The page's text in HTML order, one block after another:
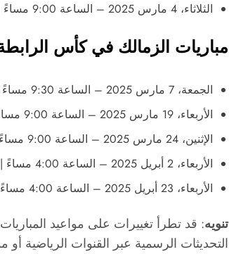
الثلاثاء، 4 مارس 2025 – الساعة 9:00 مساءً | الزمالك × إنبي.
مباريات الزمالك في كأس
الجمعة، 7 مارس 2025 – الساعة 9:30 مساءً | الزمالك × مودرن سبورت
الأربعاء، 19 مارس 2025 – الساعة 9:00 مساءً | الزمالك × الجونة
الإثنين، 24 مارس 2025 – الساعة 9:00 مساءً | الزمالك × بتروجيتو
الأربعاء، 2 أبريل 2025 – الساعة 4:00 مساءً | الزمالك × مودرن سبورت
الأربعاء، 23 أبريل 2025 – الساعة 4:00 مساءً | الزمالك × سموحة
تنويه: قد تطرأ تغييرات على مواعيد
التحديثات الرسمية عبر القنوات الرياضية